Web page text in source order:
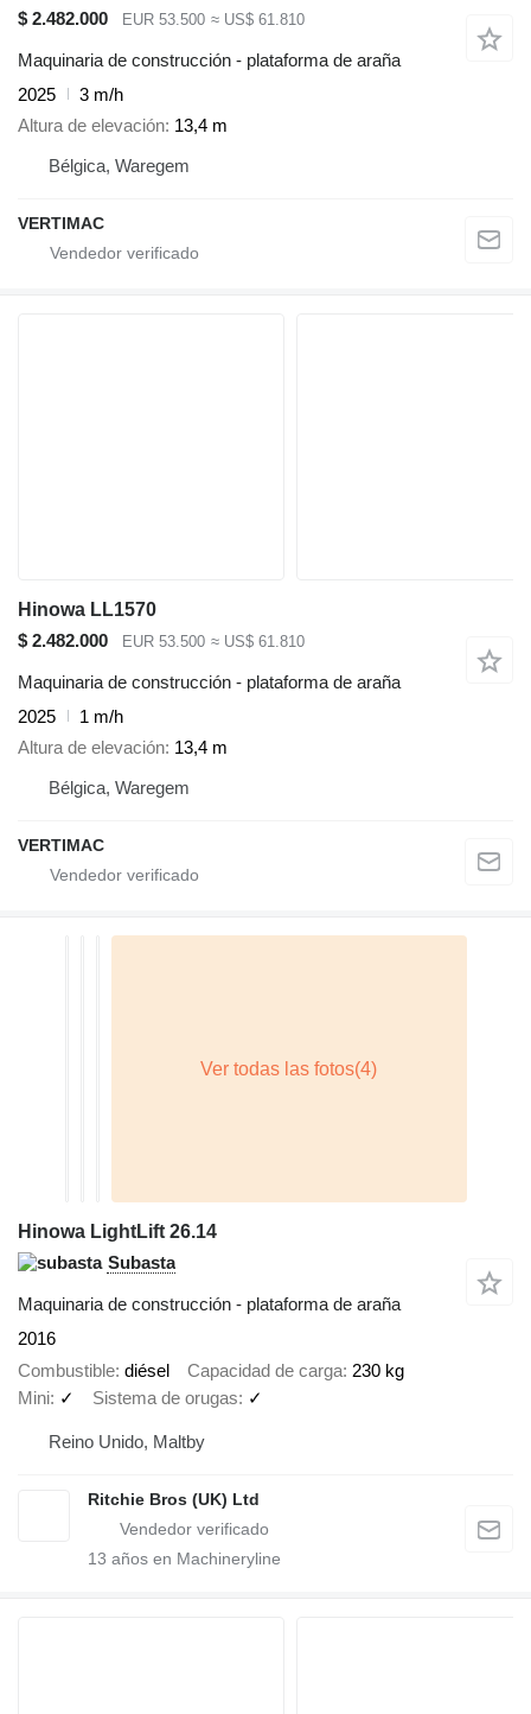
$ 2.482.000
EUR 53.500 ≈ US$ 61.810
Maquinaria de construcción - plataforma de araña
2025
3 m/h
Altura de elevación 13,4 m
Bélgica, Waregem
VERTIMAC
Hinowa LL1570
$ 2.482.000
EUR 53.500 ≈ US$ 61.810
Maquinaria de construcción - plataforma de araña
2025
1 m/h
Altura de elevación 13,4 m
Bélgica, Waregem
VERTIMAC
Hinowa LightLift 26.14
Subasta
Maquinaria de construcción - plataforma de araña
2016
Combustible diésel Capacidad de carga 230 kg
Mini ✓ Sistema de orugas ✓
Reino Unido, Maltby
Ritchie Bros (UK) Ltd
13 años en Machineryline